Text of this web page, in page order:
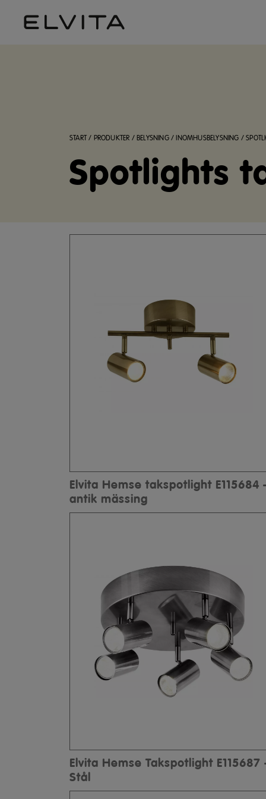
START / PRODUKTER /BELYSNING/INOMHUSBELYSNING /
Spotlights
Elvita Hemse takspotlight E115684
antik mässing
Elvita Hemse Takspotlight E115687
Stål